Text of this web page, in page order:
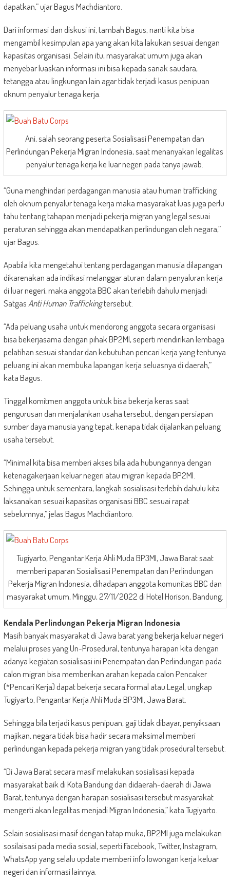
dapatkan,” ujar Bagus Machdiantoro.
Dari informasi dan diskusi ini, tambah Bagus, nanti kita bisa
mengambil kesimpulan apa yang akan kita lakukan sesuai dengan
kapasitas organisasi. Selain itu, masyarakat umum juga akan
menyebar luaskan informasi ini bisa kepada sanak saudara,
tetangga atau lingkungan lain agar tidak terjadi kasus penipuan
oknum penyalur tenaga kerja.
Ani, salah seorang peserta Sosialisasi Penempatan dan
Perlindungan Pekerja Migran Indonesia, saat menanyakan legalitas
penyalur tenaga kerja ke luar negeri pada tanya jawab.
“Guna menghindari perdagangan manusia atau human trafficking
oleh oknum penyalur tenaga kerja maka masyarakat luas juga perlu
tahu tentang tahapan menjadi pekerja migran yang legal sesuai
peraturan sehingga akan mendapatkan perlindungan oleh negara,”
ujar Bagus.
Apabila kita mengetahui tentang perdagangan manusia dilapangan
dikarenakan ada indikasi melanggar aturan dalam penyaluran kerja
di luar negeri, maka anggota BBC akan terlebih dahulu menjadi
Satgas Anti Human Traffickingtersebut.
“Ada peluang usaha untuk mendorong anggota secara organisasi
bisa bekerjasama dengan pihak BP2MI, seperti mendirikan lembaga
pelatihan sesuai standar dan kebutuhan pencari kerja yang tentunya
peluang ini akan membuka lapangan kerja seluasnya di daerah,”
kata Bagus.
Tinggal komitmen anggota untuk bisa bekerja keras saat
pengurusan dan menjalankan usaha tersebut, dengan persiapan
sumber daya manusia yang tepat, kenapa tidak dijalankan peluang
usaha tersebut.
“Minimal kita bisa memberi akses bila ada hubungannya dengan
ketenagakerjaan keluar negeri atau migran kepada BP2MI.
Sehingga untuk sementara, langkah sosialisasi terlebih dahulu kita
laksanakan sesuai kapasitas organisasi BBC sesuai rapat
sebelumnya,” jelas Bagus Machdiantoro.
Tugiyarto, Pengantar Kerja Ahli Muda BP3MI, Jawa Barat saat
memberi paparan Sosialisasi Penempatan dan Perlindungan
Pekerja Migran Indonesia, dihadapan anggota komunitas BBC dan
masyarakat umum, Minggu, 27/11/2022 di Hotel Horison, Bandung.
Kendala Perlindungan Pekerja Migran Indonesia
Masih banyak masyarakat di Jawa barat yang bekerja keluar negeri
melalui proses yang Un-Prosedural, tentunya harapan kita dengan
adanya kegiatan sosialisasi ini Penempatan dan Perlindungan pada
calon migran bisa memberikan arahan kepada calon Pencaker
(*Pencari Kerja) dapat bekerja secara Formal atau Legal, ungkap
Tugiyarto, Pengantar Kerja Ahli Muda BP3MI, Jawa Barat.
Sehingga bila terjadi kasus penipuan, gaji tidak dibayar, penyiksaan
majikan, negara tidak bisa hadir secara maksimal memberi
perlindungan kepada pekerja migran yang tidak prosedural tersebut.
“Di Jawa Barat secara masif melakukan sosialisasi kepada
masyarakat baik di Kota Bandung dan didaerah-daerah di Jawa
Barat, tentunya dengan harapan sosialisasi tersebut masyarakat
mengerti akan legalitas menjadi Migran Indonesia,” kata Tugiyarto.
Selain sosialisasi masif dengan tatap muka, BP2MI juga melakukan
sosilaisasi pada media sosial, seperti Facebook, Twitter, Instagram,
WhatsApp yang selalu update memberi info lowongan kerja keluar
negeri dan informasi lainnya.